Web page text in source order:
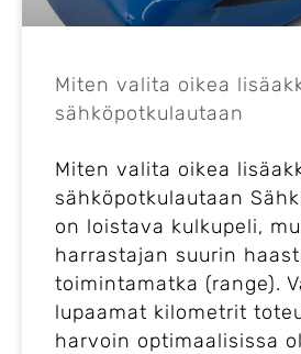
Miten valita oikea
sähköpotkulautaan
Miten valita oikea
sähköpotkulautaan
on loistava kulkupeli,
harrastajan suurin
toimintamatka (range).
lupaamat kilometrit
harvoin optimaalisissa